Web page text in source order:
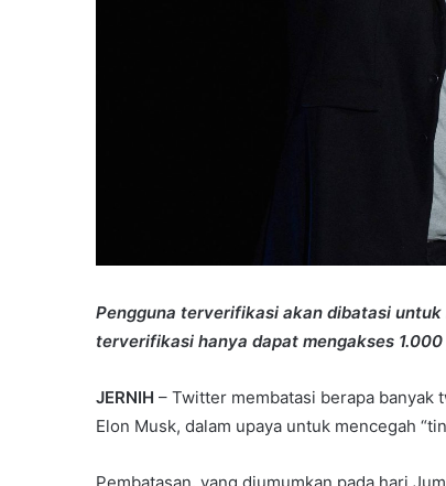
Pengguna terverifikasi akan dibatasi
terverifikasi hanya dapat mengakses
JERNIH – Twitter membatasi berapa banyak
Elon Musk, dalam upaya untuk mencegah